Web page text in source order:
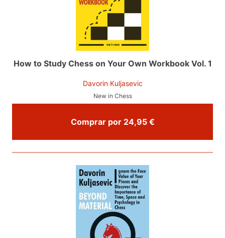
How to Study Chess on Your Own Workbook Vol. 1
Davorin Kuljasevic
New in Chess
Comprar por 24,95 €